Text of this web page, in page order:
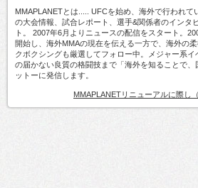
MMAPLANETとは..... UFCを始め、海外で行われて
の大会情報、試合レポート、選手&関係者のインタ
ト。 2007年6月よりニュースの配信をスタート。
開始し、海外MMAの現在を伝える一方で、海外の
クボクシングも厳選してフォロー中。メジャー系
の届かない良質の格闘技まで「海外を知ることで
ットーに発信します。
MMAPLANETリニューアルに際し